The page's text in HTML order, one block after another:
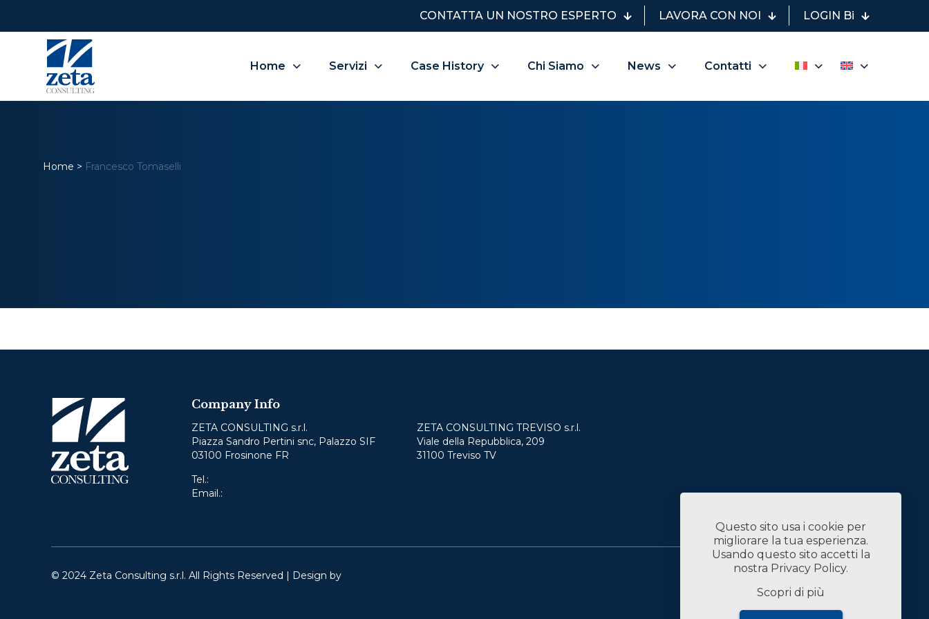
CONTATTA UN NOSTRO ESPERTO LAVORA CON NOI LOGIN Bi
Home Servizi Case History Chi Siamo News Contatti
Home > Francesco Tomaselli
Company Info
ZETA CONSULTING s.r.l.
Piazza Sandro Pertini snc, Palazzo SIF
03100 Frosinone FR
Tel.:
Email.:
ZETA CONSULTING TREVISO s.r.l.
Viale della Repubblica, 209
31100 Treviso TV
© 2024 Zeta Consulting s.r.l. All Rights Reserved | Design by
DATI SOCIETARI
Questo sito usa i cookie per
migliorare la tua esperienza.
Usando questo sito accetti la
nostra Privacy Policy.
Scopri di più